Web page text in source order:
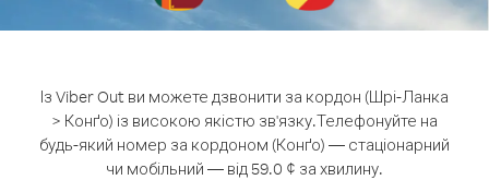
Із Viber Out ви можете дзвонити за кордон (Шрі-Ланка
> Конґо) із високою якістю зв'язку.Телефонуйте на
будь-який номер за кордоном (Конґо) — стаціонарний
чи мобільний — від 59.0 ¢ за хвилину.